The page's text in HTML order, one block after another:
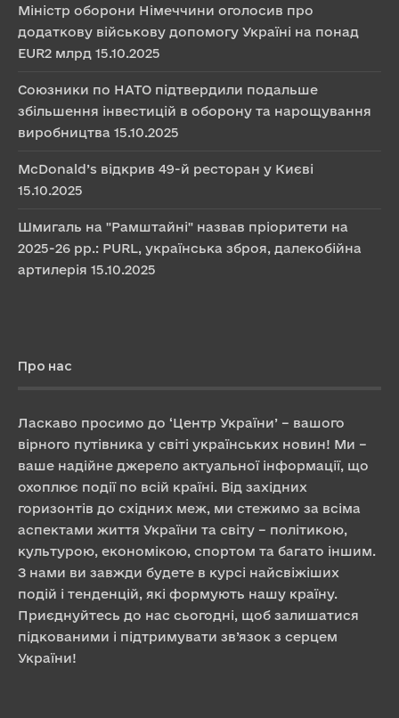
Міністр оборони Німеччини оголосив про
додаткову військову допомогу Україні на понад
EUR2 млрд 15.10.2025
Союзники по НАТО підтвердили подальше
збільшення інвестицій в оборону та нарощування
виробництва 15.10.2025
McDonald’s відкрив 49-й ресторан у Києві
15.10.2025
Шмигаль на "Рамштайні" назвав пріоритети на
2025-26 рр.: PURL, українська зброя, далекобійна
артилерія 15.10.2025
Про нас
Ласкаво просимо до ‘Центр України’ – вашого
вірного путівника у світі українських новин! Ми –
ваше надійне джерело актуальної інформації, що
охоплює події по всій країні. Від західних
горизонтів до східних меж, ми стежимо за всіма
аспектами життя України та світу – політикою,
культурою, економікою, спортом та багато іншим.
З нами ви завжди будете в курсі найсвіжіших
подій і тенденцій, які формують нашу країну.
Приєднуйтесь до нас сьогодні, щоб залишатися
підкованими і підтримувати зв’язок з серцем
України!